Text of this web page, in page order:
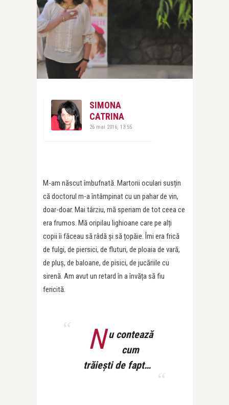
SIMONA
CATRINA
26 mai 2016, 13:55
M-am născut îmbufnată. Martorii oculari susțin
că doctorul m-a întâmpinat cu un pahar de vin,
doar-doar. Mai târziu, mă speriam de tot ceea ce
era frumos. Mă oripilau lighioane care pe alți
copii îi făceau să râdă și să țopăie. Îmi era frică
de fulgi, de piersici, de fluturi, de ploaia de vară,
de pluș, de baloane, de pisici, de jucăriile cu
sirenă. Am avut un retard în a învăța să fiu
fericită.
N u contează
cum
trăiești de fapt…